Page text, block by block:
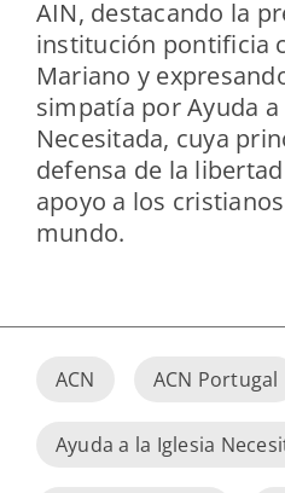
AIN, destacando la
institución pontificia
Mariano y
simpatía por Ayuda a
Necesitada, cuya
defensa de la
apoyo a los
mundo.
ACN ACN Portugal
Ayuda a la Iglesia